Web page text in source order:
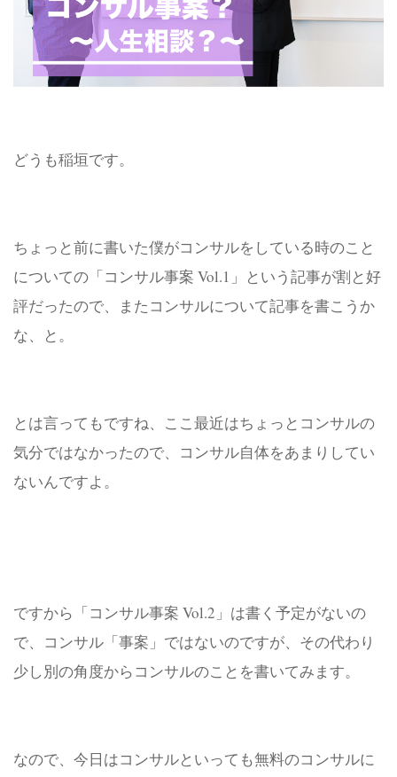
どうも稲垣です。
ちょっと前に書いた僕がコンサルをしている時のこと
についての「コンサル事案 Vol.1」という記事が割と好
評だったので、またコンサルについて記事を書こうか
な、と。
とは言ってもですね、ここ最近はちょっとコンサルの
気分ではなかったので、コンサル自体をあまりしてい
ないんですよ。
ですから「コンサル事案 Vol.2」は書く予定がないの
で、コンサル「事案」ではないのですが、その代わり
少し別の角度からコンサルのことを書いてみます。
なので、今日はコンサルといっても無料のコンサルに